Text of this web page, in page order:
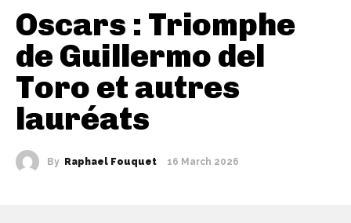
Oscars : Triomphe
de Guillermo del
Toro et autres
lauréats
By Raphael Fouquet 16 March 2026